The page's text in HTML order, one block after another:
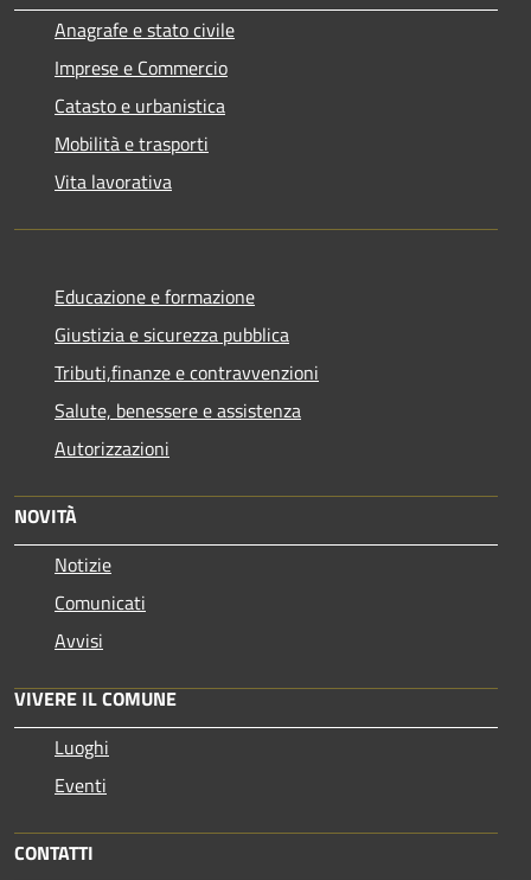
Anagrafe e stato civile
Imprese e Commercio
Catasto e urbanistica
Mobilità e trasporti
Vita lavorativa
Educazione e formazione
Giustizia e sicurezza pubblica
Tributi,finanze e contravvenzioni
Salute, benessere e assistenza
Autorizzazioni
NOVITÀ
Notizie
Comunicati
Avvisi
VIVERE IL COMUNE
Luoghi
Eventi
CONTATTI